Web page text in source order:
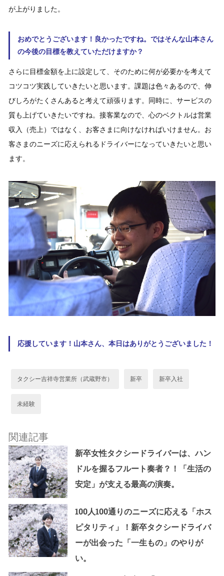
が上がりました。
おめでとうございます！良かったですね。ではそんな山本さん
の今後の目標を教えていただけますか？
さらに目標金額を上に設定して、そのために何が必要かを考えて
コツコツ実践していきたいと思います。課題は色々あるので、伸
びしろがたくさんあると考えて頑張ります。同時に、サービスの
質も上げていきたいですね。接客業なので、心のベクトルは営業
収入（売上）ではなく、お客さまに向けなければいけません。お
客さまのニーズに応えられるドライバーになっていきたいと思い
ます。
応援しています！山本さん、本日はありがとうございました！
タクシー吉祥寺営業所（武蔵野市） 新卒 新卒入社
未経験
関連記事
新卒女性タクシードライバーは、ハン
ドルを握るフルート奏者？！「生活の
安定」が支える最高の演奏。
100人100通りのニーズに応える「ホス
ピタリティ」！新卒タクシードライバ
ーが出会った「一生もの」のやりが
い。